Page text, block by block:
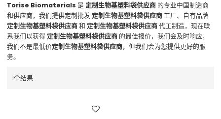
Torise Biomaterials 是 定制生物基塑料袋供应商 的专业中国制造商
和供应商，我们提供定制批发 定制生物基塑料袋供应商工厂、自有品牌
定制生物基塑料袋供应商和 定制生物基塑料袋供应商代工制造，现在联
系我们以获得 定制生物基塑料袋供应商 的最佳报价，我们会及时响应，
我们不是最低价定制生物基塑料袋供应商，但我们会为您提供更好的服
务。
1个结果